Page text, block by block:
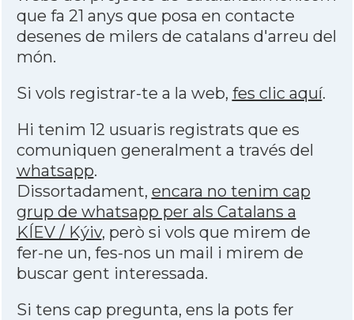
que fa 21 anys que posa en contacte
desenes de milers de catalans d'arreu del
món.
Si vols registrar-te a la web, fes clic aquí.
Hi tenim 12 usuaris registrats que es
comuniquen generalment a través del
whatsapp.
Dissortadament, encara no tenim cap
grup de whatsapp per als Catalans a
KÍEV / Kýiv, però si vols que mirem de
fer-ne un, fes-nos un mail i mirem de
buscar gent interessada.
Si tens cap pregunta, ens la pots fer